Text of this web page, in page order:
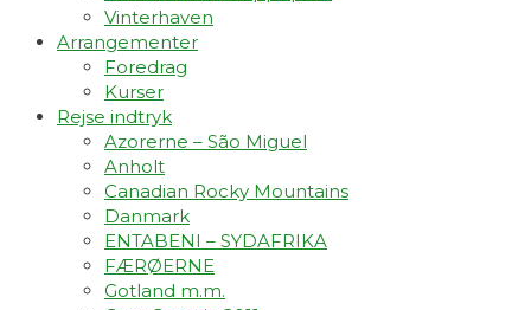
Vinterhaven
Arrangementer
Foredrag
Kurser
Rejse indtryk
Azorerne – São Miguel
Anholt
Canadian Rocky Mountains
Danmark
ENTABENI – SYDAFRIKA
FÆRØERNE
Gotland m.m.